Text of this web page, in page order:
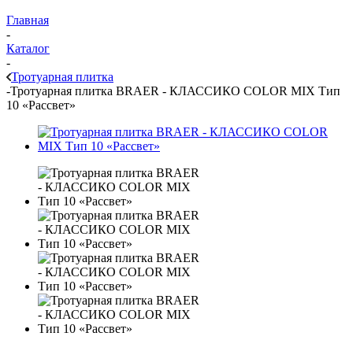
Главная
-
Каталог
-
Тротуарная плитка
-Тротуарная плитка BRAER - КЛАССИКО COLOR MIX Тип
10 «Рассвет»